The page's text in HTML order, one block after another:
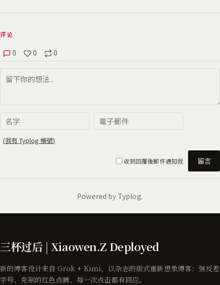
三杯过后 | Xiaowen.Z Deployed
新的博客设计来自 Grok + Kimi，以杂志的版式重新想象博客：强反差
字号、克制的红色点睛、每一次点击都有回应。